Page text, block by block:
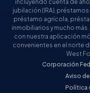
incluyendo cuenta de
jubilación (IRA),
préstamo agrícola,
inmobiliarios y mucho
con nuestra aplicación
convenientes en el norte
West
Corporación
Aviso
Política